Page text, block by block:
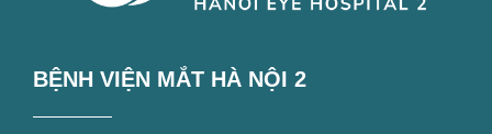
BỆNH VIỆN MẮT HÀ NỘI 2